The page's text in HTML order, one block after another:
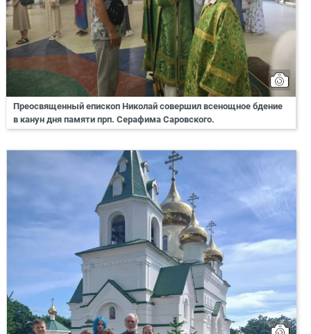
Преосвященный епископ Николай совершил всенощное бдение
в канун дня памяти прп. Серафима Саровского.